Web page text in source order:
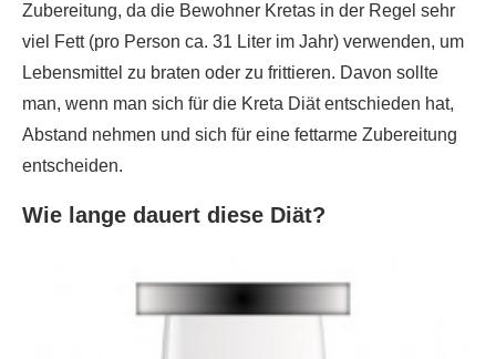
Zubereitung, da die Bewohner Kretas in der Regel sehr
viel Fett (pro Person ca. 31 Liter im Jahr) verwenden, um
Lebensmittel zu braten oder zu frittieren. Davon sollte
man, wenn man sich für die Kreta Diät entschieden hat,
Abstand nehmen und sich für eine fettarme Zubereitung
entscheiden.
Wie lange dauert diese Diät?